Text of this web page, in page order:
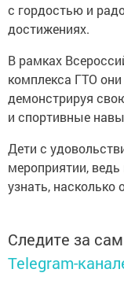
с гордостью и
достижениях.
В рамках
комплекса ГТО
демонстрируя
и спортивные
Дети с
мероприятии,
узнать, насколько
Следите за
Telegram-